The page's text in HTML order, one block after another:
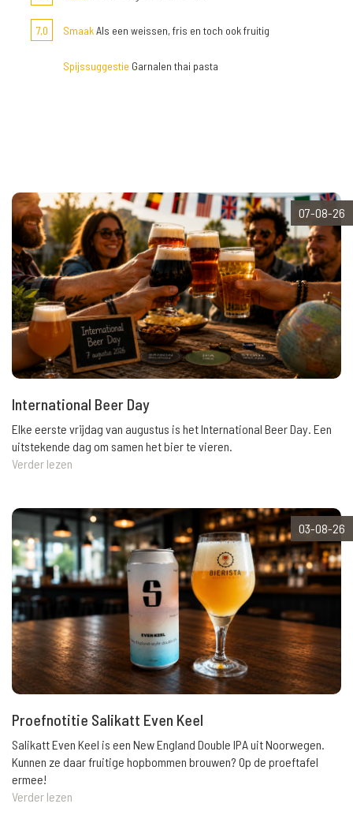
7,0 SmaakAls een weissen, fris en toch ook fruitig
Spijssuggestie Garnalen thai pasta
07-08-26
International Beer Day
Elke eerste vrijdag van augustus is het International Beer Day. Een
uitstekende dag om samen het bier te vieren.
Verder lezen
03-08-26
Proefnotitie Salikatt Even Keel
Salikatt Even Keel is een New England Double IPA uit Noorwegen.
Kunnen ze daar fruitige hopbommen brouwen? Op de proeftafel
ermee!
Verder lezen